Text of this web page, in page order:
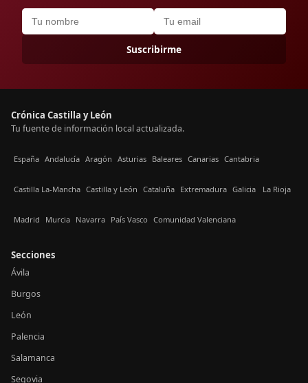
Suscribirme
Crónica Castilla y León
Tu fuente de información local actualizada.
España Andalucía Aragón Asturias Baleares Canarias Cantabria
Castilla La-Mancha Castilla y León Cataluña Extremadura Galicia La Rioja
Madrid Murcia Navarra País Vasco Comunidad Valenciana
Secciones
Ávila
Burgos
León
Palencia
Salamanca
Segovia